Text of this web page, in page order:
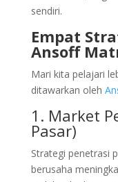
sendiri.
Empat
Ansoff
Mari kita pelajari
ditawarkan oleh
1. Market
Pasar)
Strategi penetrasi
berusaha